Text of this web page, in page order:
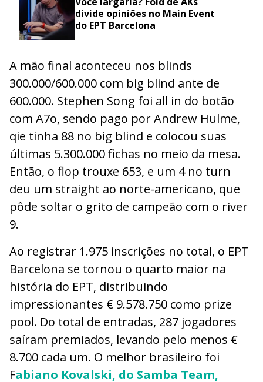
divide opiniões no Main Event
do EPT Barcelona
A mão final aconteceu nos blinds
300.000/600.000 com big blind ante de
600.000. Stephen Song foi all in do botão
com A7o, sendo pago por Andrew Hulme,
qie tinha 88 no big blind e colocou suas
últimas 5.300.000 fichas no meio da mesa.
Então, o flop trouxe 653, e um 4 no turn
deu um straight ao norte-americano, que
pôde soltar o grito de campeão com o river
9.
Ao registrar 1.975 inscrições no total, o EPT
Barcelona se tornou o quarto maior na
história do EPT, distribuindo
impressionantes € 9.578.750 como prize
pool. Do total de entradas, 287 jogadores
saíram premiados, levando pelo menos €
8.700 cada um. O melhor brasileiro foi
Fabiano Kovalski, do Samba Team,